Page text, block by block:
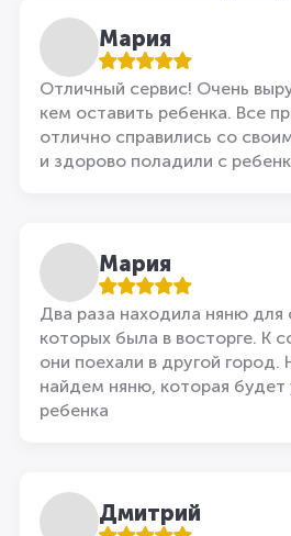
Мария
Отличный сервис! Очень
кем оставить ребенка. Все
отлично справились со
и здорово поладили с
Мария
Два раза находила няню для
которых была в восторге. К
они поехали в другой
найдем няню, которая будет
ребенка
Дмитрий